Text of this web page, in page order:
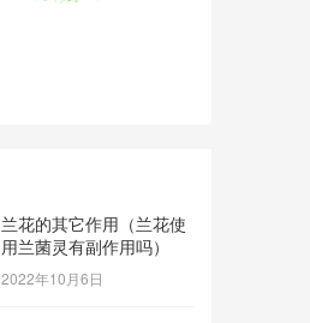
兰花的其它作用（兰花使
用兰菌灵有副作用吗）
2022年10月6日